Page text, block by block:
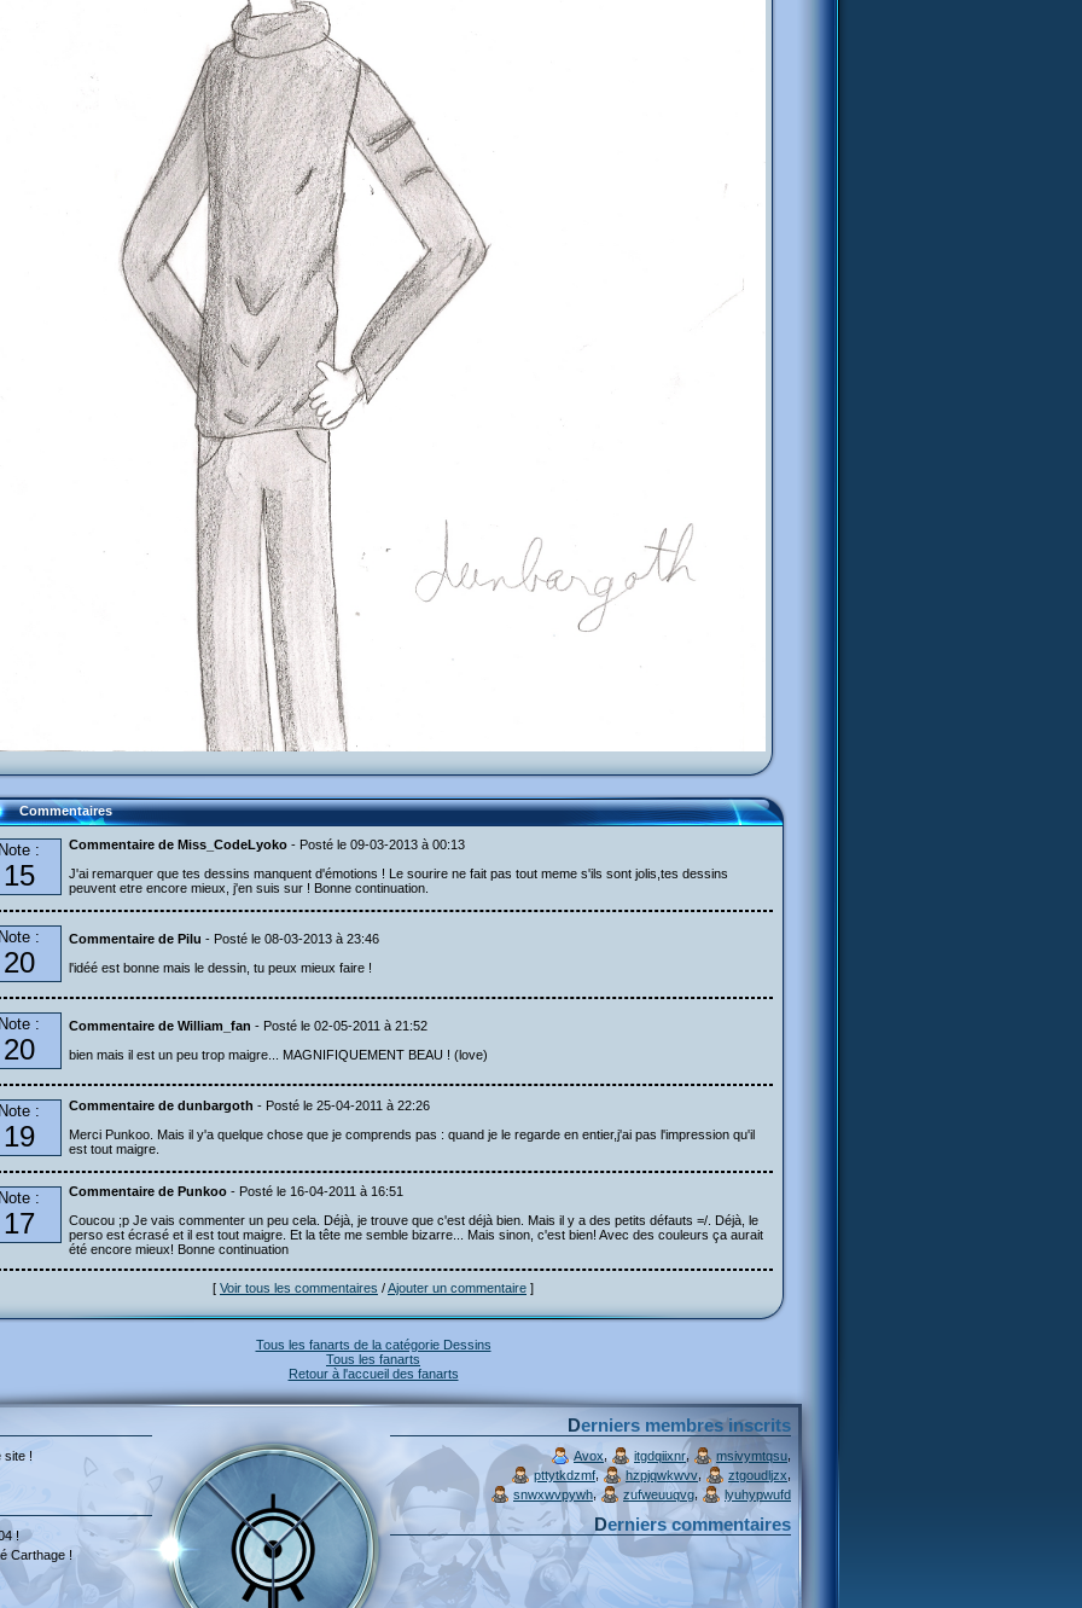
Commentaires
Note :
15
Commentaire de Miss_CodeLyoko - Posté le 09-03-2013 à 00:13
J'ai remarquer que tes dessins manquent d'émotions ! Le sourire ne fait pas tout meme s'ils sont jolis,tes dessins
peuvent etre encore mieux, j'en suis sur ! Bonne continuation.
Note :
20
Commentaire de Pilu - Posté le 08-03-2013 à 23:46
l'idéé est bonne mais le dessin, tu peux mieux faire !
Note :
20
Commentaire de William_fan - Posté le 02-05-2011 à 21:52
bien mais il est un peu trop maigre... MAGNIFIQUEMENT BEAU ! (love)
Note :
19
Commentaire de dunbargoth - Posté le 25-04-2011 à 22:26
Merci Punkoo. Mais il y'a quelque chose que je comprends pas : quand je le regarde en entier,j'ai pas l'impression qu'il
est tout maigre.
Note :
17
Commentaire de Punkoo - Posté le 16-04-2011 à 16:51
Coucou ;p Je vais commenter un peu cela. Déjà, je trouve que c'est déjà bien. Mais il y a des petits défauts =/. Déjà, le
perso est écrasé et il est tout maigre. Et la tête me semble bizarre... Mais sinon, c'est bien! Avec des couleurs ça aurait
été encore mieux! Bonne continuation
[ Voir tous les commentaires /Ajouter un commentaire ]
Tous les fanarts de la catégorie Dessins
Tous les fanarts
Retour à l'accueil des fanarts
site !
!
Carthage !
Derniers membres inscrits
Avox itgdqiixnr, msivymtqsu
pttytkdzmf, hzpjqwkwvv ztgoudljzx
snwxwvpywh, zufweuuqvg lyuhypwufd
Derniers commentaires